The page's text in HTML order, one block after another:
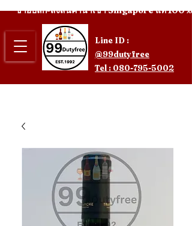
Line ID :
@99dutyfree
Tel : 080-795-5002
ขายปลีก-ส่งสินค้านำเข้า Singapore แท้ 100%